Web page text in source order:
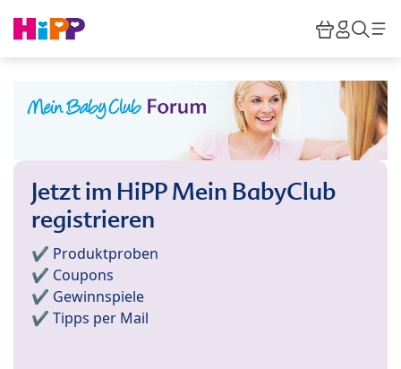
HiPP
Jetzt im HiPP Mein BabyClub
registrieren
✔️ Produktproben
✔️ Coupons
✔️ Gewinnspiele
✔️ Tipps per Mail